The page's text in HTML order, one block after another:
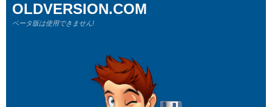
OLDVERSION.COM
ベータ版は使用できません!